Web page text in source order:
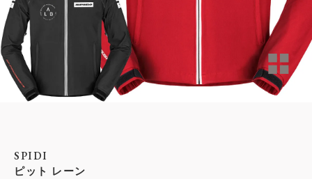
SPIDI
ピット レーン